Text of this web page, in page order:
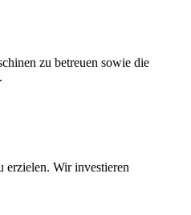
zu betreuen sowie die
erzielen. Wir investieren